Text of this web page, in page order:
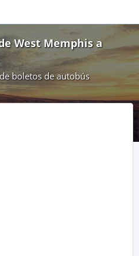
West Memphis a
boletos de autobús